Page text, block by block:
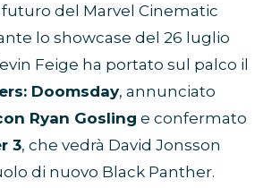
del Marvel Cinematic
lo showcase del 26 luglio
Feige ha portato sul palco il
Doomsday, annunciato
Ryan Gosling e confermato
3, che vedrà David Jonsson
di nuovo Black Panther.